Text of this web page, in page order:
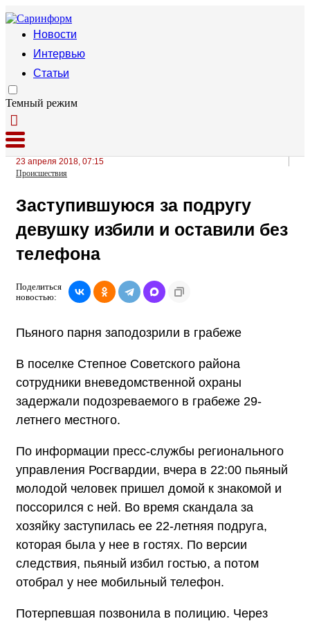
Новости
Интервью
Статьи
Темный режим
23 апреля 2018, 07:15
Происшествия
Заступившуюся за подругу
девушку избили и оставили без
телефона
Поделиться
новостью:
Пьяного парня заподозрили в грабеже
В поселке Степное Советского района
сотрудники вневедомственной охраны
задержали подозреваемого в грабеже 29-
летнего местного.
По информации пресс-службы регионального
управления Росгвардии, вчера в 22:00 пьяный
молодой человек пришел домой к знакомой и
поссорился с ней. Во время скандала за
хозяйку заступилась ее 22-летняя подруга,
которая была у нее в гостях. По версии
следствия, пьяный избил гостью, а потом
отобрал у нее мобильный телефон.
Потерпевшая позвонила в полицию. Через